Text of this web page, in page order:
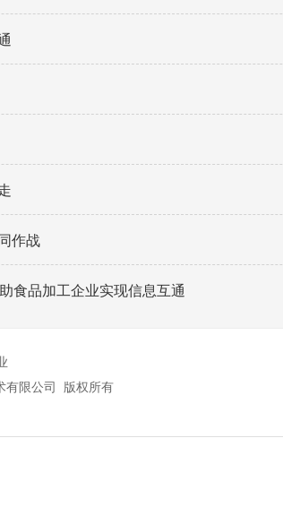
作战
食品加工企业实现信息互通
有限公司 版权所有